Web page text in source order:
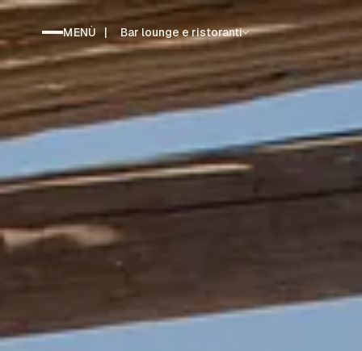
MENÙ | Bar lounge e ristoranti